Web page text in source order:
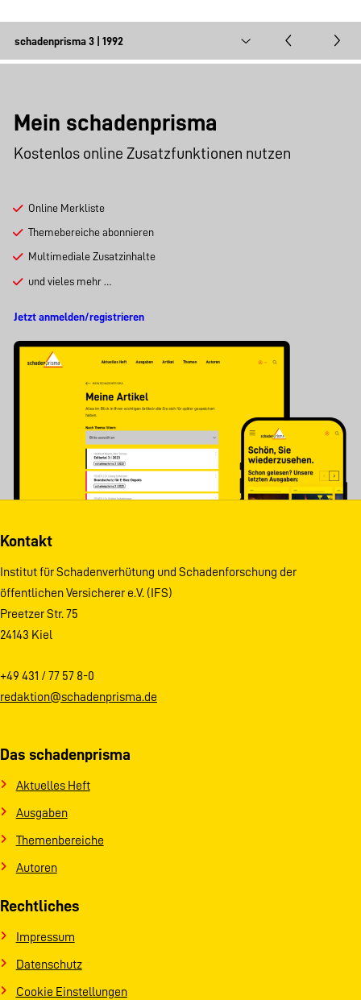
Mein schadenprisma
Kostenlos online Zusatzfunktionen nutzen
Online Merkliste
Themebereiche abonnieren
Multimediale Zusatzinhalte
und vieles mehr …
Jetzt anmelden/registrieren
Kontakt
Institut für Schadenverhütung und Schadenforschung der
öffentlichen Versicherer e.V. (IFS)
Preetzer Str. 75
24143 Kiel
+49 431 / 77 57 8-0
redaktion@schadenprisma.de
Das schadenprisma
Aktuelles Heft
Ausgaben
Themenbereiche
Autoren
Rechtliches
Impressum
Datenschutz
Cookie Einstellungen